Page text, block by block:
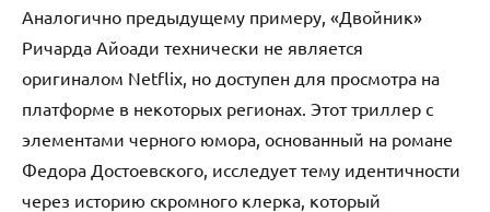
Аналогично предыдущему примеру, «Двойник»
Ричарда Айоади технически не является
оригиналом Netflix, но доступен для просмотра на
платформе в некоторых регионах. Этот триллер с
элементами черного юмора, основанный на романе
Федора Достоевского, исследует тему идентичности
через историю скромного клерка, который